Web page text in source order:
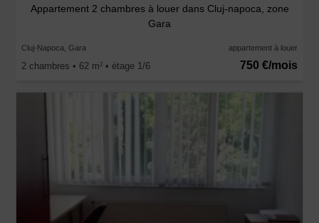
Appartement 2 chambres à louer dans Cluj-napoca, zone
Gara
Cluj-Napoca, Gara appartement à louer
2 chambres • 62 m2 • étage 1/6 750 €/mois